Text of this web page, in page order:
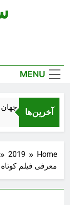
MENU
آخرین‌ها
صنعت سینمای جهان
Home
2019
معرفی فیلم